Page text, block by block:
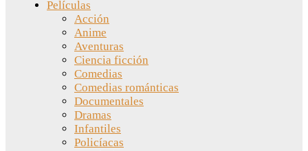
Películas
Acción
Anime
Aventuras
Ciencia ficción
Comedias
Comedias románticas
Documentales
Dramas
Infantiles
Policíacas